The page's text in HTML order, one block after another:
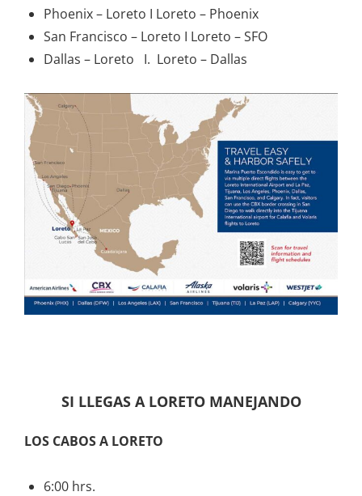
Phoenix – Loreto I Loreto – Phoenix
San Francisco – Loreto I Loreto – SFO
Dallas – Loreto I. Loreto – Dallas
SI LLEGAS A LORETO MANEJANDO
LOS CABOS A LORETO
6:00 hrs.